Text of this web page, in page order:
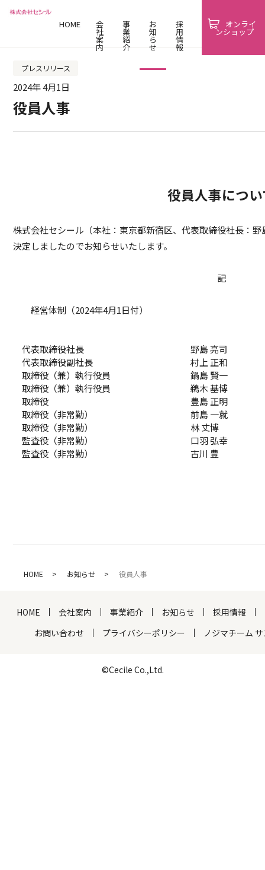
HOME 会
社
案
内
事
業
紹
介
お
知
ら
せ
採
用
情
報
オンライ
ンショップ
プレスリリース
2024年 4月1日
役員人事
役員人事につ
株式会社セシール（本社：東京都新宿区、代表取締役社長：
決定しましたのでお知らせいたします。
記
経営体制（2024年4月1日付）
代表取締役社長 野島 亮司
代表取締役副社長 村上 正和
取締役（兼）執行役員 鍋島 賢一
取締役（兼）執行役員 鵜木 基博
取締役 豊島 正明
取締役（非常勤） 前島 一就
取締役（非常勤） 林 丈博
監査役（非常勤） 口羽 弘幸
監査役（非常勤） 古川 豊
HOME お知らせ 役員人事
HOME 会社案内 事業紹介 お知らせ 採用情報
お問い合わせ
プライバシーポリシー ノジマチーム
©Cecile Co.,Ltd.